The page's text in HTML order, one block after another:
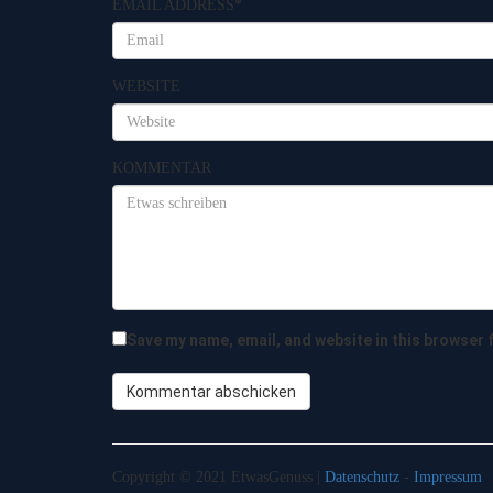
EMAIL ADDRESS*
WEBSITE
KOMMENTAR
Save my name, email, and website in this browser
Copyright © 2021 EtwasGenuss | Datenschutz - Impressum